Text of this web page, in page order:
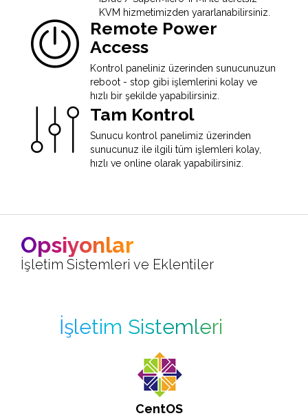
KVM hizmetimizden yararlanabilirsiniz.
Remote Power
Access
Kontrol paneliniz üzerinden sunucunuzun
reboot - stop gibi işlemlerini kolay ve
hızlı bir şekilde yapabilirsiniz.
Tam Kontrol
Sunucu kontrol panelimiz üzerinden
sunucunuz ile ilgili tüm işlemleri kolay,
hızlı ve online olarak yapabilirsiniz.
Opsiyonlar
İşletim Sistemleri ve Eklentiler
İşletim Sistemleri
CentOS